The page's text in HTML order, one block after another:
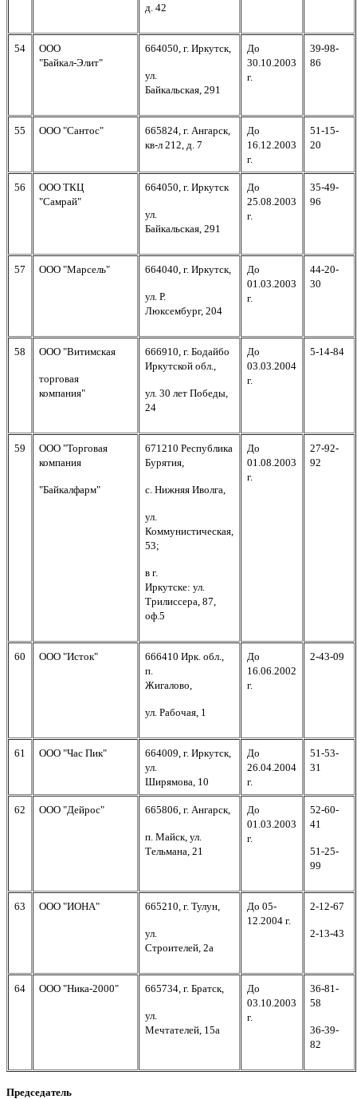
д. 42
54
ООО
"Байкал-Элит"
664050, г. Иркутск,
ул.
Байкальская, 291
До
30.10.2003
г.
39-98-
86
55 ООО "Сантос"
665824, г. Ангарск,
кв-л 212, д. 7
До
16.12.2003
г.
51-15-
20
56
ООО ТКЦ
"Самрай"
664050, г. Иркутск
ул.
Байкальская, 291
До
25.08.2003
г.
35-49-
96
57 ООО "Марсель" 664040, г. Иркутск,
ул. Р.
Люксембург, 204
До
01.03.2003
г.
44-20-
30
58 ООО "Витимская
торговая
компания"
666910, г. Бодайбо
Иркутской обл.,
ул. 30 лет Победы,
24
До
03.03.2004
г.
5-14-84
59
ООО "Торговая
компания
"Байкалфарм"
671210 Республика
Бурятия,
с. Нижняя Иволга,
ул.
Коммунистическая,
53;
в г.
Иркутске: ул.
Трилиссера, 87,
оф.5
До
01.08.2003
г.
27-92-
92
60 ООО "Исток"
666410 Ирк. обл.,
п.
Жигалово,
ул. Рабочая, 1
До
16.06.2002
г.
2-43-09
61 ООО "Час Пик"
664009, г. Иркутск,
ул.
Ширямова, 10
До
26.04.2004
г.
51-53-
31
62 ООО "Дейрос" 665806, г. Ангарск,
п. Майск, ул.
Тельмана, 21
До
01.03.2003
г.
52-60-
41
51-25-
99
63 ООО "ИОНА" 665210, г. Тулун,
ул.
Строителей, 2а
До 05-
12.2004 г.
2-12-67
2-13-43
64 ООО "Ника-2000" 665734, г. Братск,
ул.
Мечтателей, 15а
До
03.10.2003
г.
36-81-
58
36-39-
82
Председатель